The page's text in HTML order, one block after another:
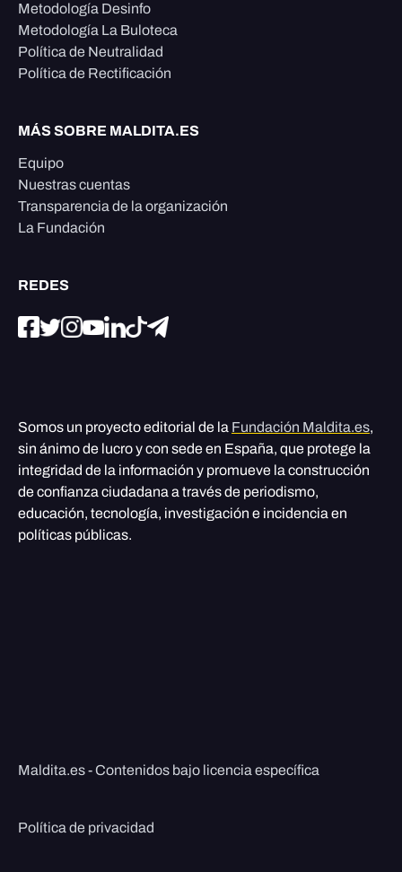
Metodología Desinfo
Metodología La Buloteca
Política de Neutralidad
Política de Rectificación
MÁS SOBRE MALDITA.ES
Equipo
Nuestras cuentas
Transparencia de la organización
La Fundación
REDES
Somos un proyecto editorial de la Fundación Maldita.es,
sin ánimo de lucro y con sede en España, que protege la
integridad de la información y promueve la construcción
de confianza ciudadana a través de periodismo,
educación, tecnología, investigación e incidencia en
políticas públicas.
Maldita.es - Contenidos bajo licencia específica
Política de privacidad